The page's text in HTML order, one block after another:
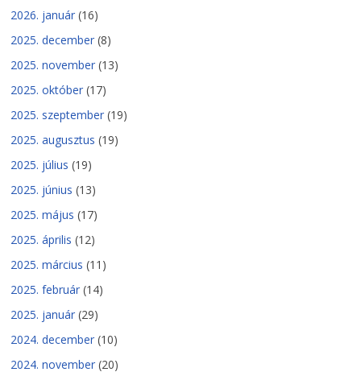
2026. január (16)
2025. december (8)
2025. november (13)
2025. október (17)
2025. szeptember (19)
2025. augusztus (19)
2025. július (19)
2025. június (13)
2025. május (17)
2025. április (12)
2025. március (11)
2025. február (14)
2025. január (29)
2024. december (10)
2024. november (20)